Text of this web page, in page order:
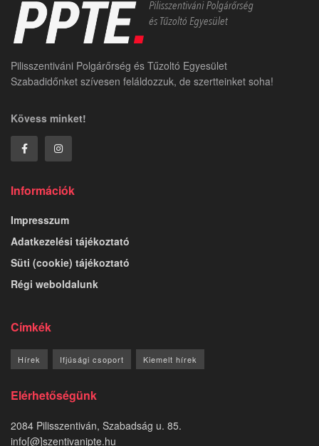
Pilisszentiváni Polgárőrség és Tűzoltó Egyesület
Szabadidőnket szívesen feláldozzuk, de szertteinket soha!
Kövess minket!
Információk
Impresszum
Adatkezelési tájékoztató
Süti (cookie) tájékoztató
Régi weboldalunk
Címkék
Hírek Ifjúsági csoport Kiemelt hírek
Elérhetőségünk
2084 Pilisszentiván, Szabadság u. 85.
info[@]szentivanipte.hu